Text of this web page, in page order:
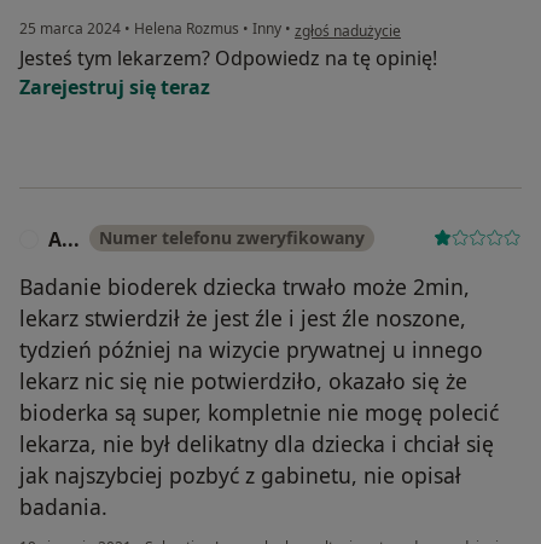
25 marca 2024 • Helena Rozmus • Inny • w opinii użytkownika KAROLINA
zgłoś nadużycie
Jesteś tym lekarzem? Odpowiedz na tę opinię!
Zarejestruj się teraz
A... Numer telefonu zweryfikowany
Badanie bioderek dziecka trwało może 2min,
lekarz stwierdził że jest źle i jest źle noszone,
tydzień później na wizycie prywatnej u innego
lekarz nic się nie potwierdziło, okazało się że
bioderka są super, kompletnie nie mogę polecić
lekarza, nie był delikatny dla dziecka i chciał się
jak najszybciej pozbyć z gabinetu, nie opisał
badania.